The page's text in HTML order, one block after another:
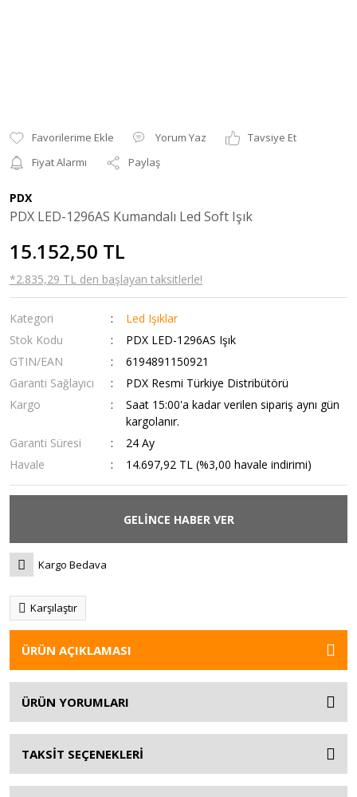
Yorum Yaz
Tavsiye Et
Fiyat Alarmı
Paylaş
PDX
PDX LED-1296AS Kumandalı Led Soft Işık
15.152,50 TL
*2.835,29 TL den başlayan taksitlerle!
Kategori
Led Işıklar
Stok Kodu
PDX LED-1296AS Işık
GTIN/EAN
6194891150921
Garanti Sağlayıcı
PDX Resmi Türkiye Distribütörü
Kargo
Saat 15:00'a kadar verilen sipariş aynı gün
kargolanır.
Garanti Süresi
24 Ay
Havale
14.697,92 TL (%3,00 havale indirimi)
GELİNCE HABER VER
Kargo Bedava
Karşılaştır
ÜRÜN AÇIKLAMASI
ÜRÜN YORUMLARI
TAKSİT SEÇENEKLERİ